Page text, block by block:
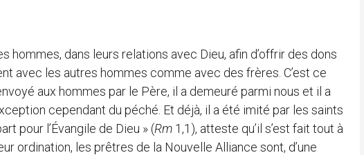
dans leurs relations avec Dieu, afin d’offrir des dons
avec les autres hommes comme avec des frères. C’est ce
aux hommes par le Père, il a demeuré parmi nous et il a
cependant du péché. Et déjà, il a été imité par les saints
pour l’Évangile de Dieu » (Rm 1,1), atteste qu’il s’est fait tout à
ordination, les prêtres de la Nouvelle Alliance sont, d’une